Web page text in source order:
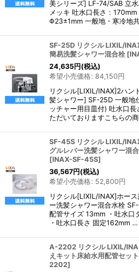
美シリーズ] LF-74/SAB 立
メッキ 吐水口長さ：
Φ23±1mm 一般地・寒冷地
SF-25D リクシル LIXIL/
簡易洗髪シャワー混合栓 [
24,635円(税込)
希望小売価格: 84,150円
リクシル[LIXIL/INAX]2ハン
髪シャワー] SF-25D 一般地
ッチャー用目皿付) 吐水口
ただいておりますこちらの
SF-45S リクシル LIXIL/
グルレバー洗髪シャワー混
[INAX-SF-45S]
36,567円(税込)
希望小売価格: 52,800円
リクシル[LIXIL/INAX]ホー
ー洗髪シャワー混合水栓
配管サイズ 13mm ・吐水口
・吐水口長さ 固定162mm …
A-2202 リクシル LIXIL/
えキット床給水用配管セッ
2202]